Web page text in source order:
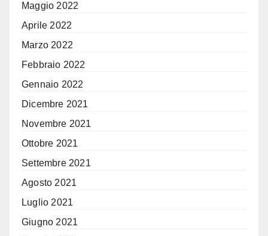
Maggio 2022
Aprile 2022
Marzo 2022
Febbraio 2022
Gennaio 2022
Dicembre 2021
Novembre 2021
Ottobre 2021
Settembre 2021
Agosto 2021
Luglio 2021
Giugno 2021